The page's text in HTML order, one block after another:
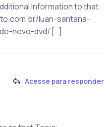
Information to that
luan-santana-
novo-dvd/ […]
Acesse para responder